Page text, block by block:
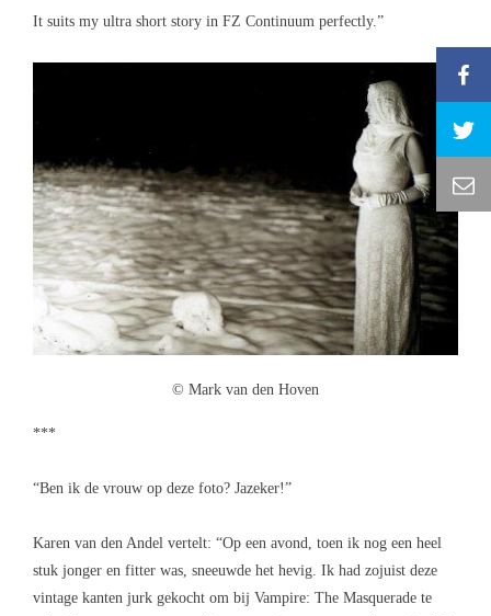
It suits my ultra short story in FZ Continuum perfectly.”
© Mark van den Hoven
***
“Ben ik de vrouw op deze foto? Jazeker!”
Karen van den Andel vertelt: “Op een avond, toen ik nog een heel
stuk jonger en fitter was, sneeuwde het hevig. Ik had zojuist deze
vintage kanten jurk gekocht om bij Vampire: The Masquerade te